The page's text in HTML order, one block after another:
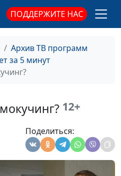
ПОДДЕРЖИТЕ НАС
Архив ТВ программ
за 5 минут
12+
Поделиться:
семейный психолог
Юлия Синицына,
Ирина Флорьянович,
психолог
#331
Юлия Синицына,
Ирина Флорьянович,
психолог